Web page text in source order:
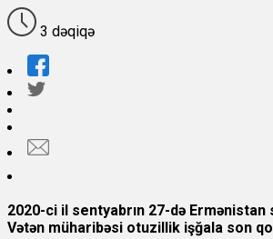
3 dəqiqə
2020-ci il sentyabrın 27-də
Vətən müharibəsi otuzillik işğala son